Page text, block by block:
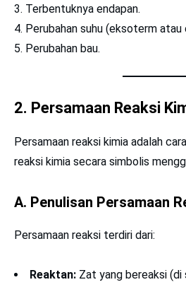
Terbentuknya endapan.
Perubahan suhu (eksoterm atau
Perubahan bau.
2. Persamaan Reaksi
Persamaan reaksi kimia adalah
reaksi kimia secara simbolis
A. Penulisan Persamaan
Persamaan reaksi terdiri dari:
Reaktan: Zat yang bereaksi (di